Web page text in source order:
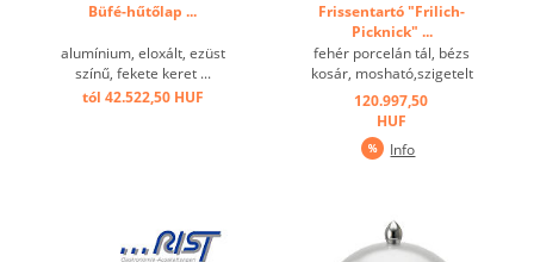
Büfé-hűtőlap ...
alumínium, eloxált, ezüst
színű, fekete keret ...
tól 42.522,50 HUF
Frissentartó "Frilich-
Picknick" ...
fehér porcelán tál, bézs
kosár, mosható,szigetelt
betét, hűtőakku ...
120.997,50
HUF
Info